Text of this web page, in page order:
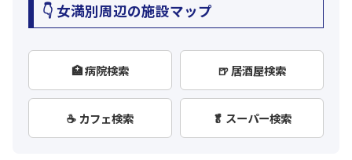
👇 女満別周辺の施設マップ
🏥 病院検索 🍺 居酒屋検索
☕ カフェ検索 🥬 スーパー検索